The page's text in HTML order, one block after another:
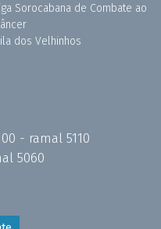
Sorocabana de Combate ao
dos Velhinhos
- ramal 5110
5060